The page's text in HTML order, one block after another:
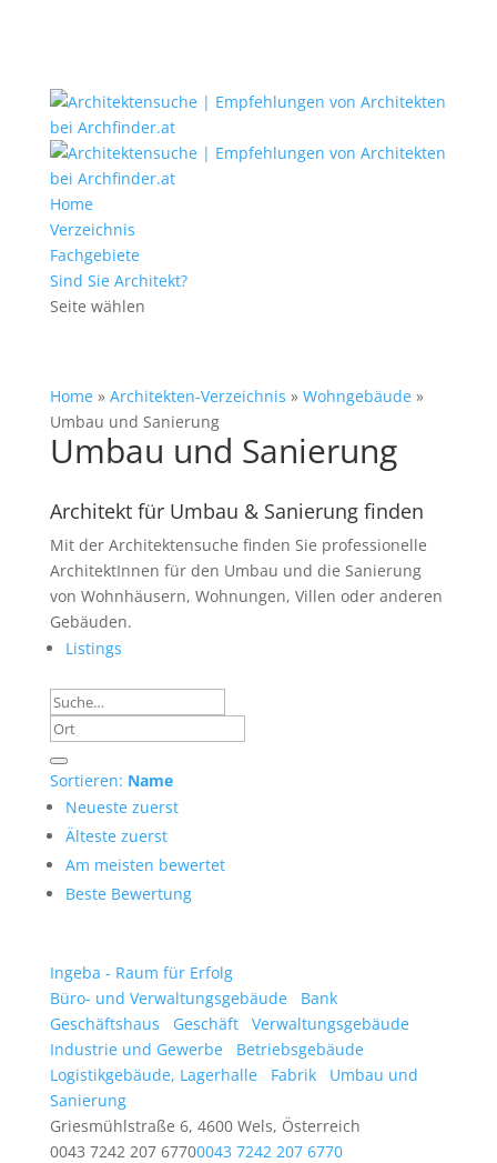
Home
Verzeichnis
Fachgebiete
Sind Sie Architekt?
Seite wählen
Home» Architekten-Verzeichnis » Wohngebäude»
Umbau und Sanierung
Umbau und Sanierung
Architekt für Umbau & Sanierung finden
Mit der Architektensuche finden Sie professionelle
ArchitektInnen für den Umbau und die Sanierung
von Wohnhäusern, Wohnungen, Villen oder anderen
Gebäuden.
Listings
Sortieren: Name
Neueste zuerst
Älteste zuerst
Am meisten bewertet
Beste Bewertung
Ingeba - Raum für Erfolg
Büro- und Verwaltungsgebäude
Bank
Geschäftshaus
Geschäft
Verwaltungsgebäude
Industrie und Gewerbe
Betriebsgebäude
Logistikgebäude, Lagerhalle
Fabrik
Umbau und
Sanierung
Griesmühlstraße 6, 4600 Wels, Österreich
0043 7242 207 67700043 7242 207 6770